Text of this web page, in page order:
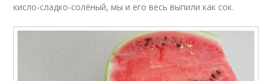
кисло-сладко-солёный, мы и его весь выпили как сок.